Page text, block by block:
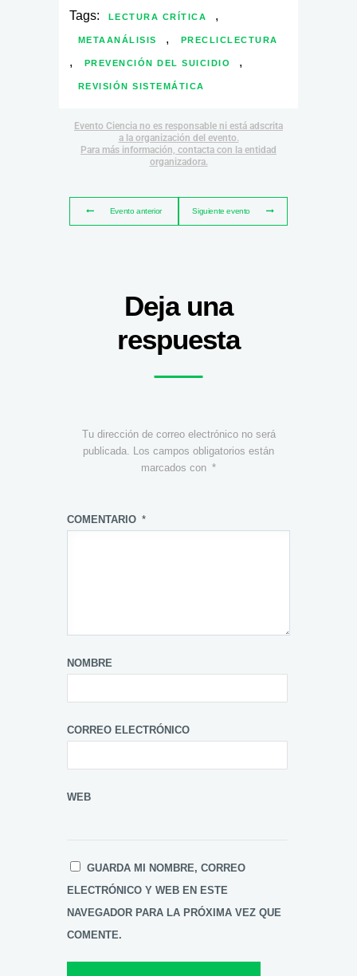
Tags: LECTURA CRÍTICA ,
METAANÁLISIS , PRECLICLECTURA
, PREVENCIÓN DEL SUICIDIO ,
REVISIÓN SISTEMÁTICA
Evento Ciencia no es responsable ni está adscrita
a la organización del evento.
Para más información, contacta con la entidad
organizadora.
Evento anterior Siguiente evento
Deja una
respuesta
Tu dirección de correo electrónico no será
publicada. Los campos obligatorios están
marcados con *
COMENTARIO *
NOMBRE
CORREO ELECTRÓNICO
WEB
GUARDA MI NOMBRE, CORREO
ELECTRÓNICO Y WEB EN ESTE
NAVEGADOR PARA LA PRÓXIMA VEZ QUE
COMENTE.